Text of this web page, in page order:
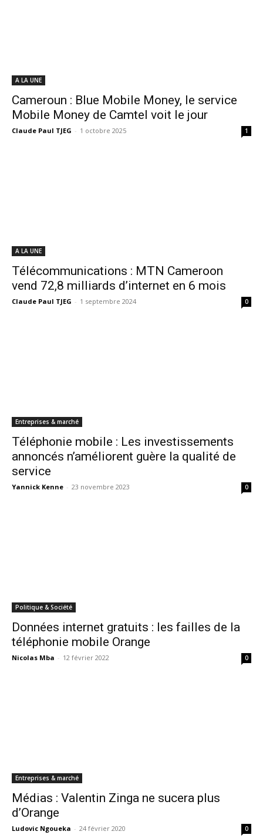
A LA UNE
Cameroun : Blue Mobile Money, le service
Mobile Money de Camtel voit le jour
Claude Paul TJEG - 1 octobre 2025 1
A LA UNE
Télécommunications : MTN Cameroon
vend 72,8 milliards d’internet en 6 mois
Claude Paul TJEG - 1 septembre 2024 0
Entreprises & marché
Téléphonie mobile : Les investissements
annoncés n’améliorent guère la qualité de
service
Yannick Kenne - 23 novembre 2023 0
Politique & Société
Données internet gratuits : les failles de la
téléphonie mobile Orange
Nicolas Mba - 12 février 2022 0
Entreprises & marché
Médias : Valentin Zinga ne sucera plus
d’Orange
Ludovic Ngoueka - 24 février 2020 0